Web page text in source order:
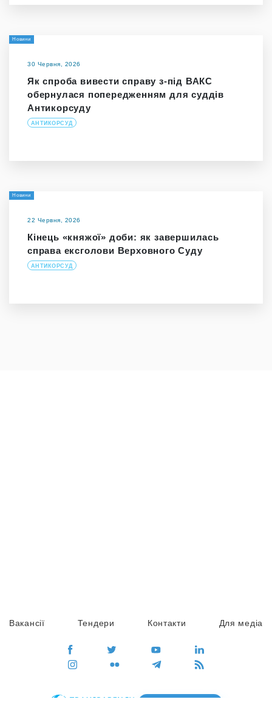
Новини
30 Червня, 2026
Як спроба вивести справу з-під ВАКС
обернулася попередженням для суддів
Антикорсуду
АНТИКОРСУД
Новини
22 Червня, 2026
Кінець «княжої» доби: як завершилась
справа ексголови Верховного Суду
АНТИКОРСУД
Вакансії Тендери Контакти Для медіа